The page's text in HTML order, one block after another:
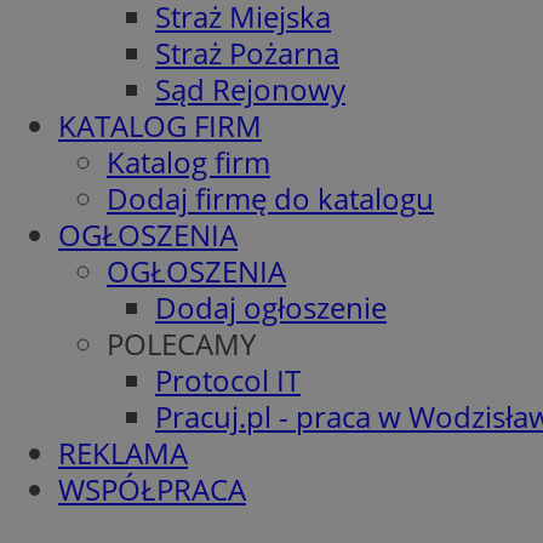
Straż Miejska
Straż Pożarna
Sąd Rejonowy
KATALOG FIRM
Katalog firm
Dodaj firmę do katalogu
OGŁOSZENIA
OGŁOSZENIA
Dodaj ogłoszenie
POLECAMY
Protocol IT
Pracuj.pl - praca w
REKLAMA
WSPÓŁPRACA